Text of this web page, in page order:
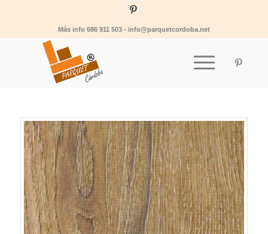
Más info 686 911 503 - info@parquetcordoba.net